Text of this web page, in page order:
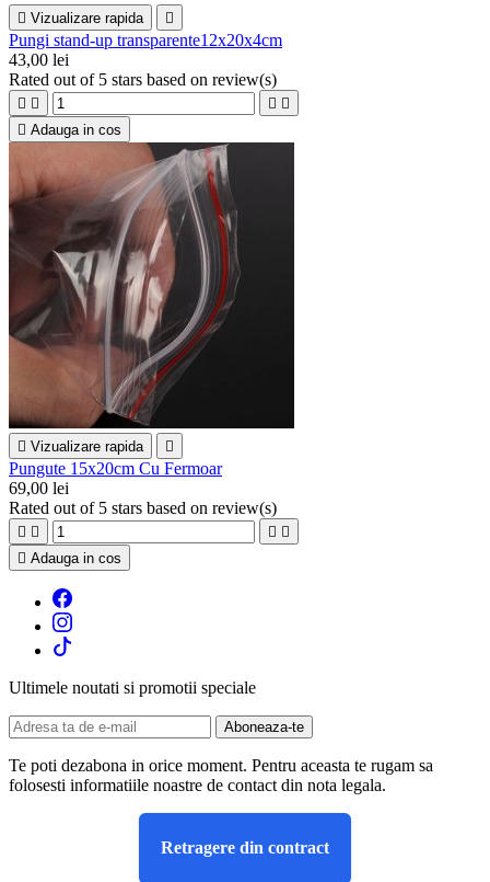
 Vizualizare rapida 
Pungi stand-up transparente12x20x4cm
43,00 lei
Rated out of 5 stars based on review(s)
   
 Adauga in cos
 Vizualizare rapida 
Pungute 15x20cm Cu Fermoar
69,00 lei
Rated out of 5 stars based on review(s)
   
 Adauga in cos
Ultimele noutati si promotii speciale
Te poti dezabona in orice moment. Pentru aceasta te rugam sa
folosesti informatiile noastre de contact din nota legala.
Retragere din contract